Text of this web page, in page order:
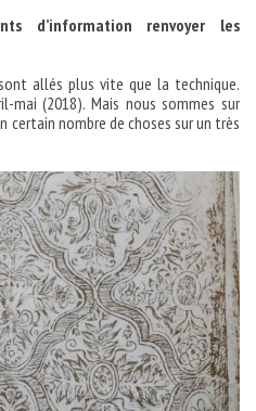
d’information renvoyer les
allés plus vite que la technique.
mai (2018). Mais nous sommes sur
nombre de choses sur un très